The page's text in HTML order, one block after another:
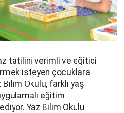
tatilini verimli ve eğitici
isteyen çocuklara
Okulu, farklı yaş
eğitim
Yaz Bilim Okulu